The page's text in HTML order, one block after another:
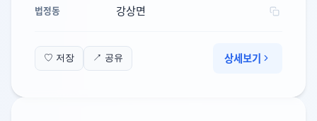
법정동 강상면
♡ 저장 ↗ 공유 상세보기